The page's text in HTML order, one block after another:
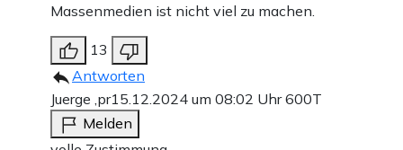
Massenmedien ist nicht viel zu machen.
13
Antworten
Juerge ,pr15.12.2024 um 08:02 Uhr600T
Melden